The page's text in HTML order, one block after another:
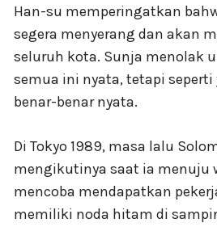
Han-su memperingatkan
segera menyerang dan akan
seluruh kota. Sunja menolak
semua ini nyata, tetapi
benar-benar nyata.
Di Tokyo 1989, masa lalu
mengikutinya saat ia menuju
mencoba mendapatkan
memiliki noda hitam di